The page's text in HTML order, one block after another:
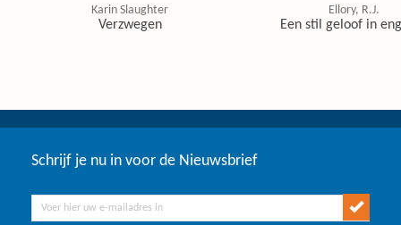
Karin Slaughter
Verzwegen
Ellory, R.J.
Een stil geloof in
Schrijf je nu in voor de Nieuwsbrief